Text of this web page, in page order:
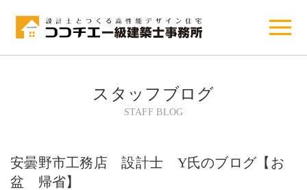
スタッフブログ
STAFF BLOG
安曇野市工務店 設計士 Y氏のブログ【お
盆 帰省】